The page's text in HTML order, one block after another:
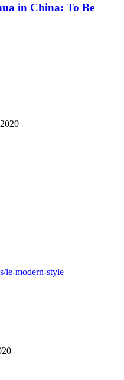
in China: To Be
le-modern-style